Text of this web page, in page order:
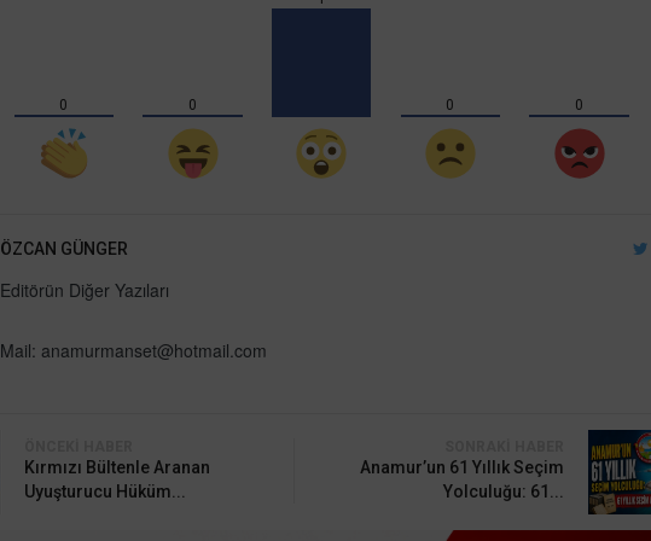
0 0 0 0
ÖZCAN GÜNGER
Editörün Diğer Yazıları
Mail: anamurmanset@hotmail.com
Kırmızı Bültenle Aranan
Uyuşturucu Hüküm...
Anamur’un 61 Yıllık Seçim
Yolculuğu: 61...